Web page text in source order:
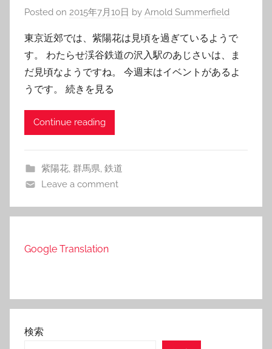
Posted on 2015年7月10日 by Arnold Summerfield
東京近郊では、紫陽花は見頃を過ぎているようで
す。 わたらせ渓谷鉄道の沢入駅のあじさいは、ま
だ見頃なようですね。 今週末はイベントがあるよ
うです。 続きを見る
Continue reading
紫陽花, 群馬県, 鉄道
Leave a comment
Google Translation
検索